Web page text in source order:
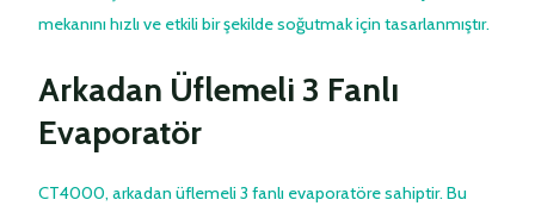
mekanını hızlı ve etkili bir şekilde soğutmak için tasarlanmıştır.
Arkadan Üflemeli 3 Fanlı
Evaporatör
CT4000, arkadan üflemeli 3 fanlı evaporatöre sahiptir. Bu